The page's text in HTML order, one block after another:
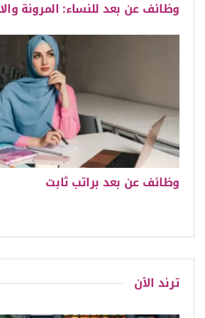
وظائف عن بعد للنساء: المرونة
وظائف عن بعد براتب ثابت
ترند الٱن